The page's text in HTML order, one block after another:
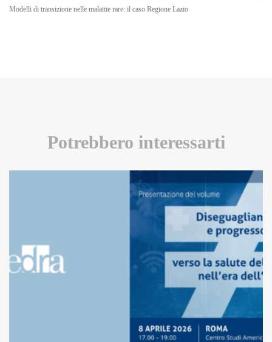
Modelli di transizione nelle malattie rare: il caso Regione Lazio
Potrebbero interessarti